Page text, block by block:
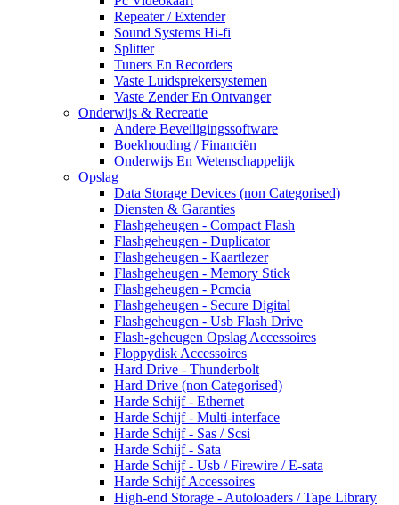
Repeater / Extender
Sound Systems Hi-fi
Splitter
Tuners En Recorders
Vaste Luidsprekersystemen
Vaste Zender En Ontvanger
Onderwijs & Recreatie
Andere Beveiligingssoftware
Boekhouding / Financiën
Onderwijs En Wetenschappelijk
Opslag
Data Storage Devices (non Categorised)
Diensten & Garanties
Flashgeheugen - Compact Flash
Flashgeheugen - Duplicator
Flashgeheugen - Kaartlezer
Flashgeheugen - Memory Stick
Flashgeheugen - Pcmcia
Flashgeheugen - Secure Digital
Flashgeheugen - Usb Flash Drive
Flash-geheugen Opslag Accessoires
Floppydisk Accessoires
Hard Drive - Thunderbolt
Hard Drive (non Categorised)
Harde Schijf - Ethernet
Harde Schijf - Multi-interface
Harde Schijf - Sas / Scsi
Harde Schijf - Sata
Harde Schijf - Usb / Firewire / E-sata
Harde Schijf Accessoires
High-end Storage - Autoloaders / Tape Library